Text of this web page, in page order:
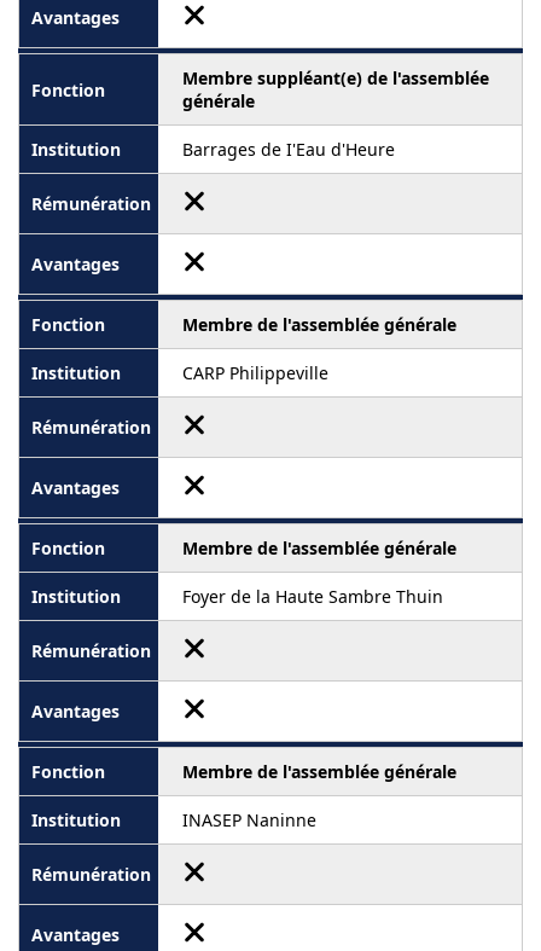
Membre suppléant(e) de l'assemblée
générale
Barrages de I'Eau d'Heure
Membre de l'assemblée générale
CARP Philippeville
Membre de l'assemblée générale
Foyer de la Haute Sambre Thuin
Membre de l'assemblée générale
INASEP Naninne